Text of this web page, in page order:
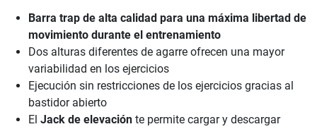
Barra trap de alta calidad para una máxima libertad de
movimiento durante el entrenamiento
Dos alturas diferentes de agarre ofrecen una mayor
variabilidad en los ejercicios
Ejecución sin restricciones de los ejercicios gracias al
bastidor abierto
El Jack de elevación te permite cargar y descargar